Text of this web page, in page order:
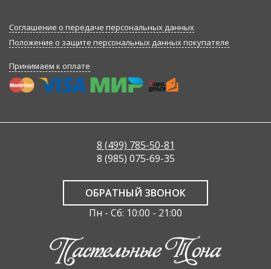
Соглашение о передаче персональных данных
Положение о защите персональных данных покупателе
Принимаем к оплате
8 (499) 785-50-81
8 (985) 075-69-35
ОБРАТНЫЙ ЗВОНОК
Пн - Сб: 10:00 - 21:00